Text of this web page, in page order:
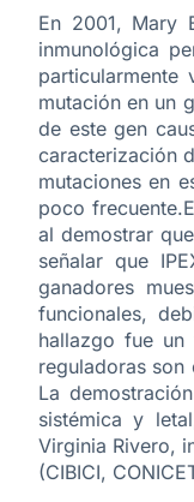
En 2001, Mary
inmunológica
particularmente
mutación en un
de este gen
caracterización
mutaciones en
poco
al demostrar
señalar que
ganadores
funcionales,
hallazgo fue
reguladoras
La
sistémica y
Virginia Rivero,
(CIBICI,